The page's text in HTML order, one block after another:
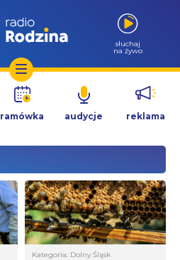
słuchaj
na żywo
ramówka audycje reklama
Kategoria: Dolny Śląsk